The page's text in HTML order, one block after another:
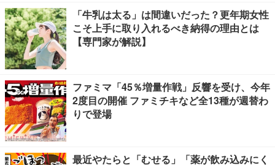
「牛乳は太る」は間違いだった？更年期女性
こそ上手に取り入れるべき納得の理由とは
【専門家が解説】
ファミマ「45％増量作戦」反響を受け、今年
2度目の開催 ファミチキなど全13種が週替わ
りで登場
最近やたらと「むせる」「薬が飲み込みにく